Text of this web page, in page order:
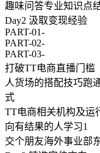
趣味问答专业知识点
Day2 汲取变现经验
PART-01-
PART-02-
PART-03-
打破TT电商直播门槛
人货场的搭配技巧跑
式
TT电商相关机构及运
向有结果的人学习1
交个朋友海外事业部